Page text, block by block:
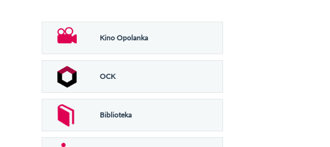
Kino Opolanka
OCK
Biblioteka